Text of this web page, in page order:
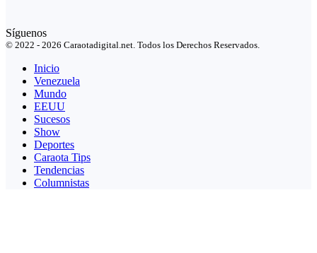
Síguenos
© 2022 - 2026 Caraotadigital.net. Todos los Derechos Reservados.
Inicio
Venezuela
Mundo
EEUU
Sucesos
Show
Deportes
Caraota Tips
Tendencias
Columnistas